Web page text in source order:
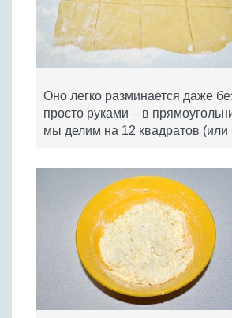
Оно легко разминается даже
просто руками – в
мы делим на 12 квадратов